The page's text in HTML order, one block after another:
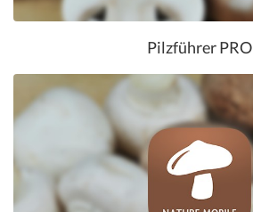
Pilzführer PRO